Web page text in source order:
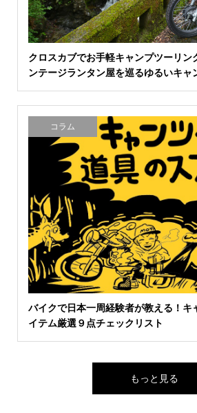
クロスカブでお手軽キャンプツーリン
ンテージランタン屋を巡るゆるいキャ
コラム
バイクで日本一周経験者が教える！キ
イテム厳選９点チェックリスト
もっと見る